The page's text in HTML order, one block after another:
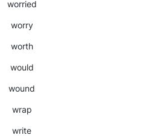
worried
worry
worth
would
wound
wrap
write